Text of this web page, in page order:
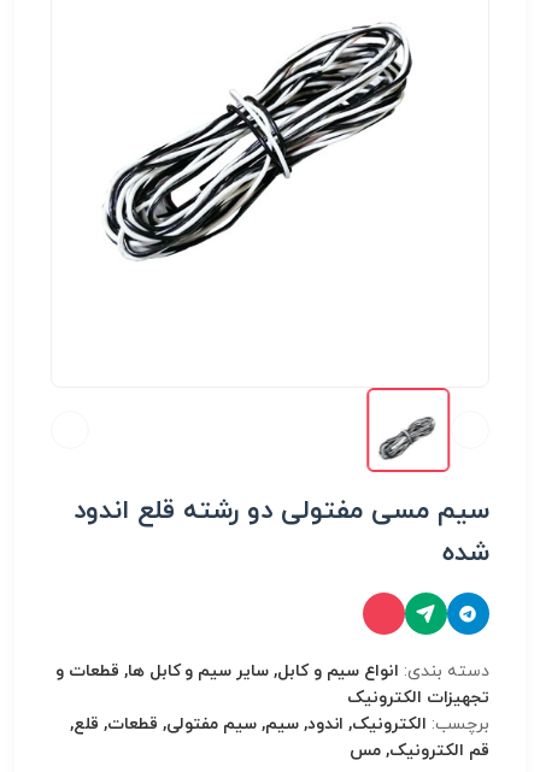
سیم مسی مفتولی دو رشته قلع اندود
شده
دسته بندی: انواع سیم و کابل, سایر سیم و کابل ها, قطعات و
تجهیزات الکترونیک
برچسب: الکترونیک, اندود, سیم, سیم مفتولی, قطعات, قلع,
قم الکترونیک, مس